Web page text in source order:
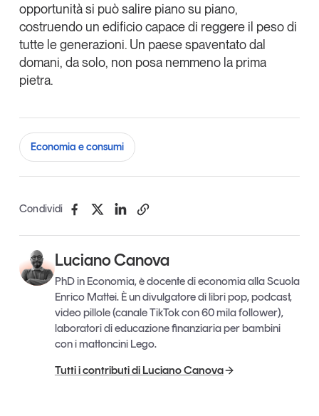
opportunità si può salire piano su piano,
costruendo un edificio capace di reggere il peso di
tutte le generazioni. Un paese spaventato dal
domani, da solo, non posa nemmeno la prima
pietra.
Economia e consumi
Condividi
Luciano Canova
PhD in Economia, è docente di economia alla Scuola
Enrico Mattei. È un divulgatore di libri pop, podcast,
video pillole (canale TikTok con 60 mila follower),
laboratori di educazione finanziaria per bambini
con i mattoncini Lego.
Tutti i contributi di Luciano Canova